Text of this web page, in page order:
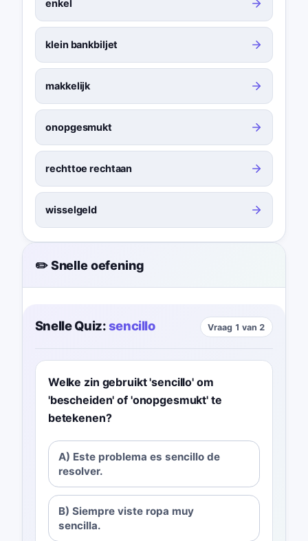
enkel
klein bankbiljet
makkelijk
onopgesmukt
rechttoe rechtaan
wisselgeld
✏️ Snelle oefening
Snelle Quiz:sencillo Vraag 1 van 2
Welke zin gebruikt 'sencillo' om
'bescheiden' of 'onopgesmukt' te
betekenen?
A) Este problema es sencillo de
resolver.
B) Siempre viste ropa muy
sencilla.